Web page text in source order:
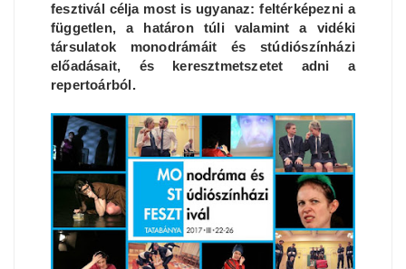
fesztivál célja most is ugyanaz: feltérképezni a
független, a határon túli valamint a vidéki
társulatok monodrámáit és stúdiószínházi
előadásait, és keresztmetszetet adni a
repertoárból.